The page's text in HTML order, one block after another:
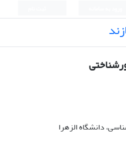
دانشگاه الزهرا